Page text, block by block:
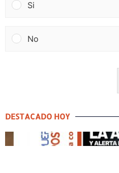
Si
No
DESTACADO HOY